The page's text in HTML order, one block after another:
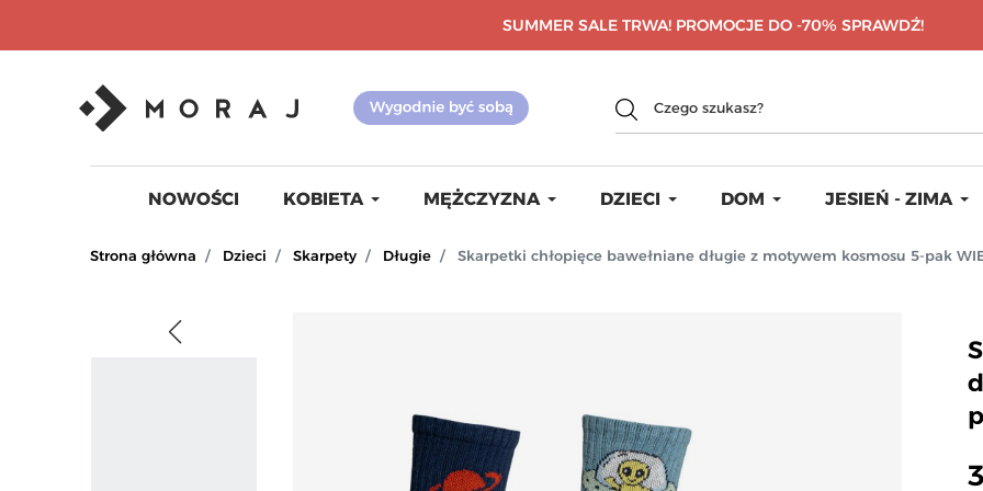
SUMMER SALE TRWA! PROMOCJE DO -70% SPRAWDŹ!
NOWOŚCI KOBIETA MĘŻCZYZNA DZIECI DOM JESIEŃ - ZIMA
Strona główna Dzieci Skarpety Długie Skarpetki chłopięce bawełniane długie z motywem kosmosu 5-pak